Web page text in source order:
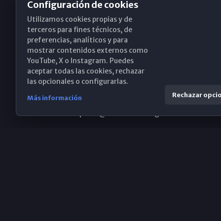
Obispado de Málaga
Santa María, 18-20. 29015 Málaga
(+34) 952 224 386
Configuración de cookies
Utilizamos cookies propias y de
terceros para fines técnicos, de
preferencias, analíticos y para
mostrar contenidos externos como
YouTube, X o Instagram. Puedes
aceptar todas las cookies, rechazar
las opcionales o configurarlas.
Más información Rechazar